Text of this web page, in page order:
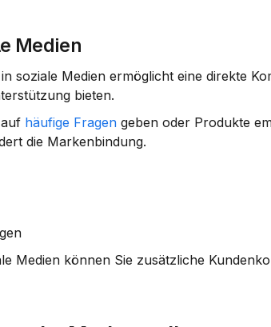
Medien
soziale Medien ermöglicht eine direkte
bieten.
häufige Fragen geben oder Produkte
die Markenbindung.
Medien können Sie zusätzliche